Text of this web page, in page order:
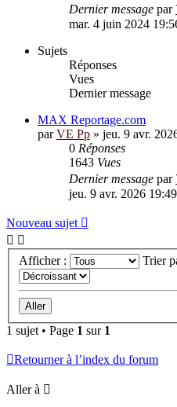
Dernier message par
mar. 4 juin 2024
Sujets
Réponses
Vues
Dernier message
MAX Reportage.com
parVE Pp » jeu. 9 avr.
0 Réponses
1643 Vues
Dernier message par
jeu. 9 avr. 2026 19:49
Nouveau sujet
Afficher : Trier
1 sujet • Page 1 sur 1
Retourner à l’index du forum
Aller à